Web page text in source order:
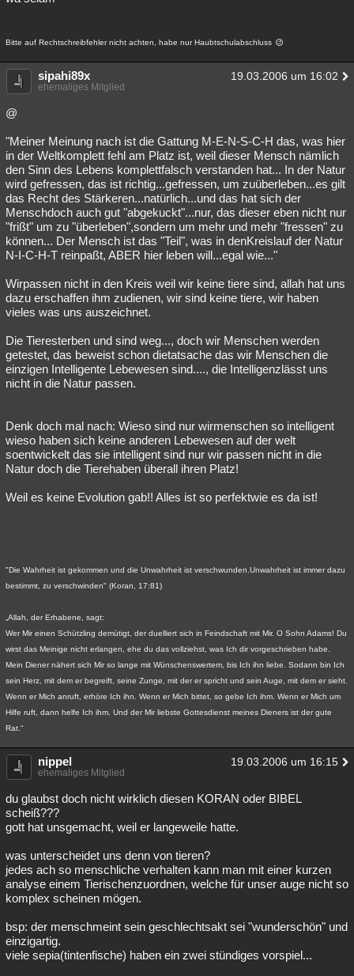
Bitte auf Rechtschreibfehler nicht achten, habe nur Haubtschulabschluss
sipahi89x 19.03.2006 um 16:02
ehemaliges Mitglied
@
"Meiner Meinung nach ist die Gattung M-E-N-S-C-H das, was hier
in der Weltkomplett fehl am Platz ist, weil dieser Mensch nämlich
den Sinn des Lebens komplettfalsch verstanden hat... In der Natur
wird gefressen, das ist richtig...gefressen, um zuüberleben...es gilt
das Recht des Stärkeren...natürlich...und das hat sich der
Menschdoch auch gut "abgekuckt"...nur, das dieser eben nicht nur
"frißt" um zu "überleben",sondern um mehr und mehr "fressen" zu
können... Der Mensch ist das "Teil", was in denKreislauf der Natur
N-I-C-H-T reinpaßt, ABER hier leben will...egal wie..."
Wirpassen nicht in den Kreis weil wir keine tiere sind, allah hat uns
dazu erschaffen ihm zudienen, wir sind keine tiere, wir haben
vieles was uns auszeichnet.
Die Tieresterben und sind weg..., doch wir Menschen werden
getestet, das beweist schon dietatsache das wir Menschen die
einzigen Intelligente Lebewesen sind...., die Intelligenzlässt uns
nicht in die Natur passen.
Denk doch mal nach: Wieso sind nur wirmenschen so intelligent
wieso haben sich keine anderen Lebewesen auf der welt
soentwickelt das sie intelligent sind nur wir passen nicht in die
Natur doch die Tierehaben überall ihren Platz!
Weil es keine Evolution gab!! Alles ist so perfektwie es da ist!
"Die Wahrheit ist gekommen und die Unwahrheit ist verschwunden.Unwahrheit ist immer dazu
bestimmt, zu verschwinden" (Koran, 17:81)
„Allah, der Erhabene, sagt:
Wer Mir einen Schützling demütigt, der duelliert sich in Feindschaft mit Mir. O Sohn Adams! Du
wirst das Meinige nicht erlangen, ehe du das vollziehst, was Ich dir vorgeschrieben habe.
Mein Diener nähert sich Mir so lange mit Wünschenswertem, bis Ich ihn liebe. Sodann bin Ich
sein Herz, mit dem er begreift, seine Zunge, mit der er spricht und sein Auge, mit dem er sieht.
Wenn er Mich anruft, erhöre Ich ihn. Wenn er Mich bittet, so gebe Ich ihm. Wenn er Mich um
Hilfe ruft, dann helfe Ich ihm. Und der Mir liebste Gottesdienst meines Dieners ist der gute
Rat.“
nippel 19.03.2006 um 16:15
ehemaliges Mitglied
du glaubst doch nicht wirklich diesen KORAN oder BIBEL
scheiß???
gott hat unsgemacht, weil er langeweile hatte.
was unterscheidet uns denn von tieren?
jedes ach so menschliche verhalten kann man mit einer kurzen
analyse einem Tierischenzuordnen, welche für unser auge nicht so
komplex scheinen mögen.
bsp: der menschmeint sein geschlechtsakt sei "wunderschön" und
einzigartig.
viele sepia(tintenfische) haben ein zwei stündiges vorspiel...